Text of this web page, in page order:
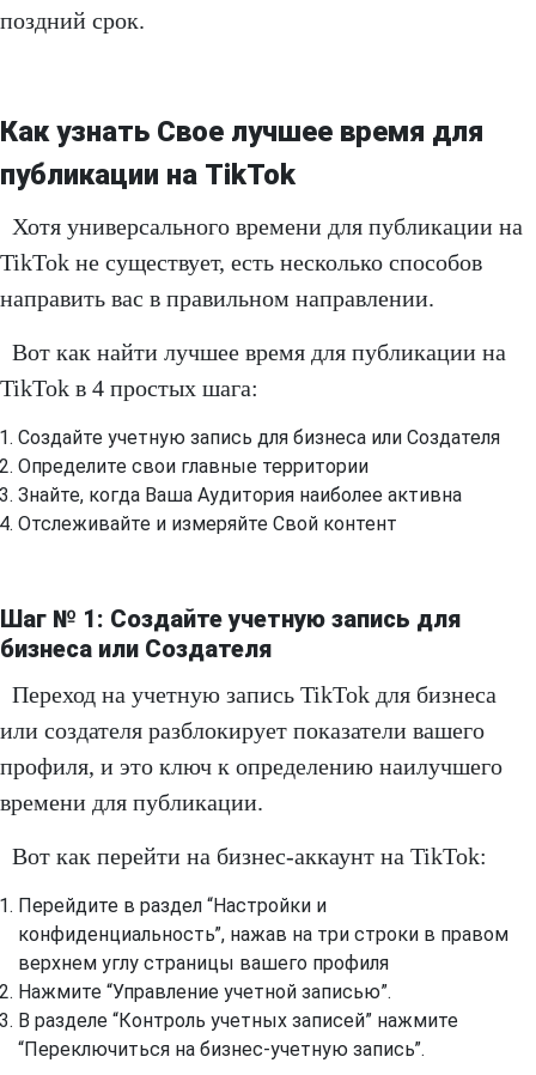
поздний срок.
Как узнать Свое лучшее время для
публикации на TikTok
Хотя универсального времени для публикации на
TikTok не существует, есть несколько способов
направить вас в правильном направлении.
Вот как найти лучшее время для публикации на
TikTok в 4 простых шага:
Создайте учетную запись для бизнеса или Создателя
Определите свои главные территории
Знайте, когда Ваша Аудитория наиболее активна
Отслеживайте и измеряйте Свой контент
Шаг № 1: Создайте учетную запись для
бизнеса или Создателя
Переход на учетную запись TikTok для бизнеса
или создателя разблокирует показатели вашего
профиля, и это ключ к определению наилучшего
времени для публикации.
Вот как перейти на бизнес-аккаунт на TikTok:
Перейдите в раздел “Настройки и
конфиденциальность”, нажав на три строки в правом
верхнем углу страницы вашего профиля
Нажмите “Управление учетной записью”.
В разделе “Контроль учетных записей” нажмите
“Переключиться на бизнес-учетную запись”.